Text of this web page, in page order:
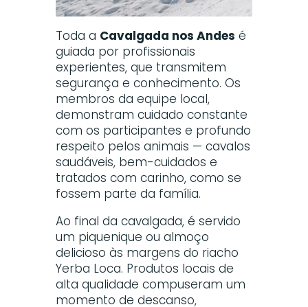
Toda a Cavalgada nos Andes é
guiada por profissionais
experientes, que transmitem
segurança e conhecimento. Os
membros da equipe local,
demonstram cuidado constante
com os participantes e profundo
respeito pelos animais — cavalos
saudáveis, bem-cuidados e
tratados com carinho, como se
fossem parte da família.
Ao final da cavalgada, é servido
um piquenique ou almoço
delicioso às margens do riacho
Yerba Loca. Produtos locais de
alta qualidade compuseram um
momento de descanso,